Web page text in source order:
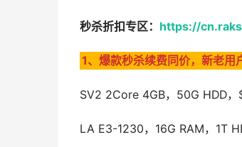
秒杀折扣专区： https://
1、爆款秒杀续费同价，新老用
SV2 2Core 4GB，50G HDD，
LA E3-1230，16G RAM，1T